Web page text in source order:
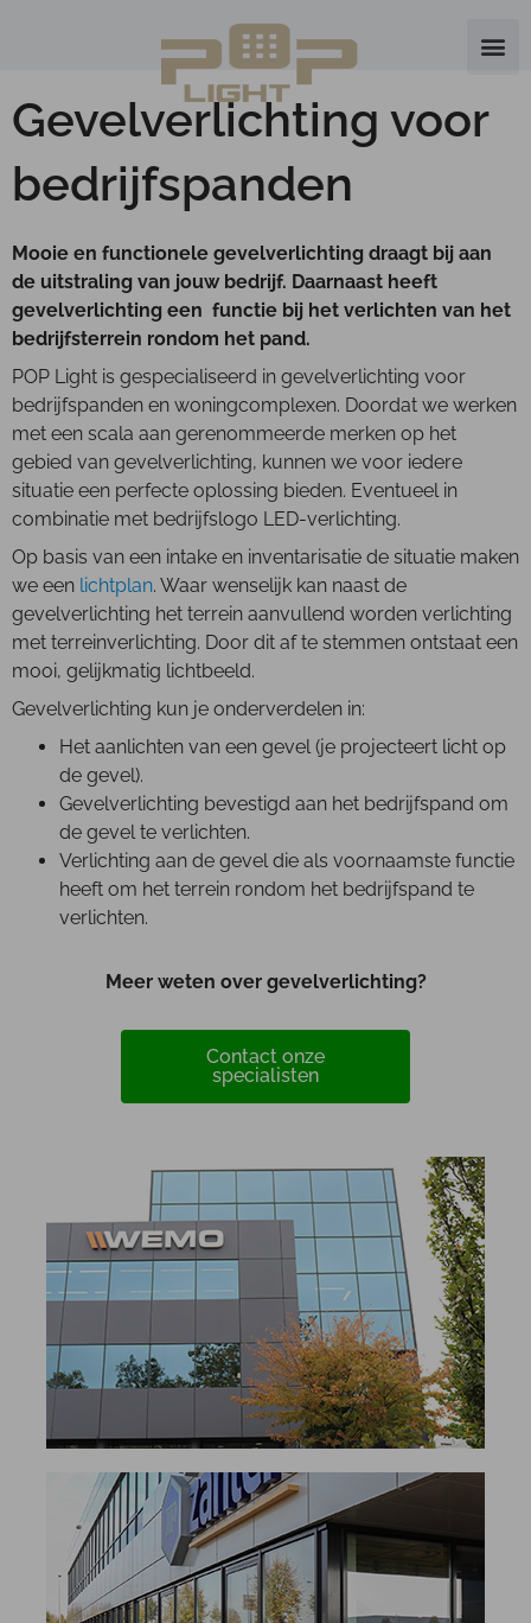
Gevelverlichting voor
bedrijfspanden
Mooie en functionele gevelverlichting draagt bij aan
de uitstraling van jouw bedrijf. Daarnaast heeft
gevelverlichting een functie bij het verlichten van het
bedrijfsterrein rondom het pand.
POP Light is gespecialiseerd in gevelverlichting voor
bedrijfspanden en woningcomplexen. Doordat we werken
met een scala aan gerenommeerde merken op het
gebied van gevelverlichting, kunnen we voor iedere
situatie een perfecte oplossing bieden. Eventueel in
combinatie met bedrijfslogo LED-verlichting.
Op basis van een intake en inventarisatie de situatie maken
we een lichtplan. Waar wenselijk kan naast de
gevelverlichting het terrein aanvullend worden verlichting
met terreinverlichting. Door dit af te stemmen ontstaat een
mooi, gelijkmatig lichtbeeld.
Gevelverlichting kun je onderverdelen in:
Het aanlichten van een gevel (je projecteert licht op
de gevel).
Gevelverlichting bevestigd aan het bedrijfspand om
de gevel te verlichten.
Verlichting aan de gevel die als voornaamste functie
heeft om het terrein rondom het bedrijfspand te
verlichten.
Meer weten over gevelverlichting?
Contact onze
specialisten